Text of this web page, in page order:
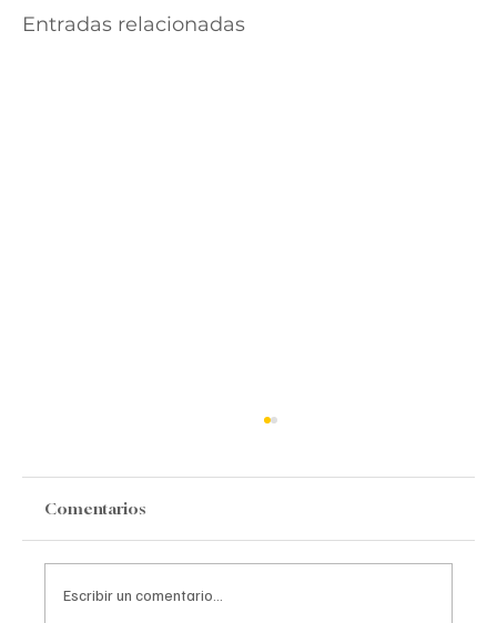
Entradas relacionadas
Comentarios
Escribir un comentario...